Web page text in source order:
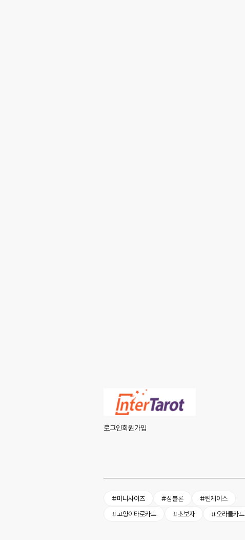
로그인회원가입
#미니사이즈 #심볼론
#틴케이스
#고양이타로카드
#초보자 #오라클카드